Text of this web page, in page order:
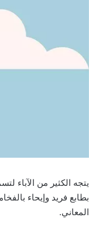
يتجه الكثير من الآباء
بطابع فريد وإيحاء
المعاني.